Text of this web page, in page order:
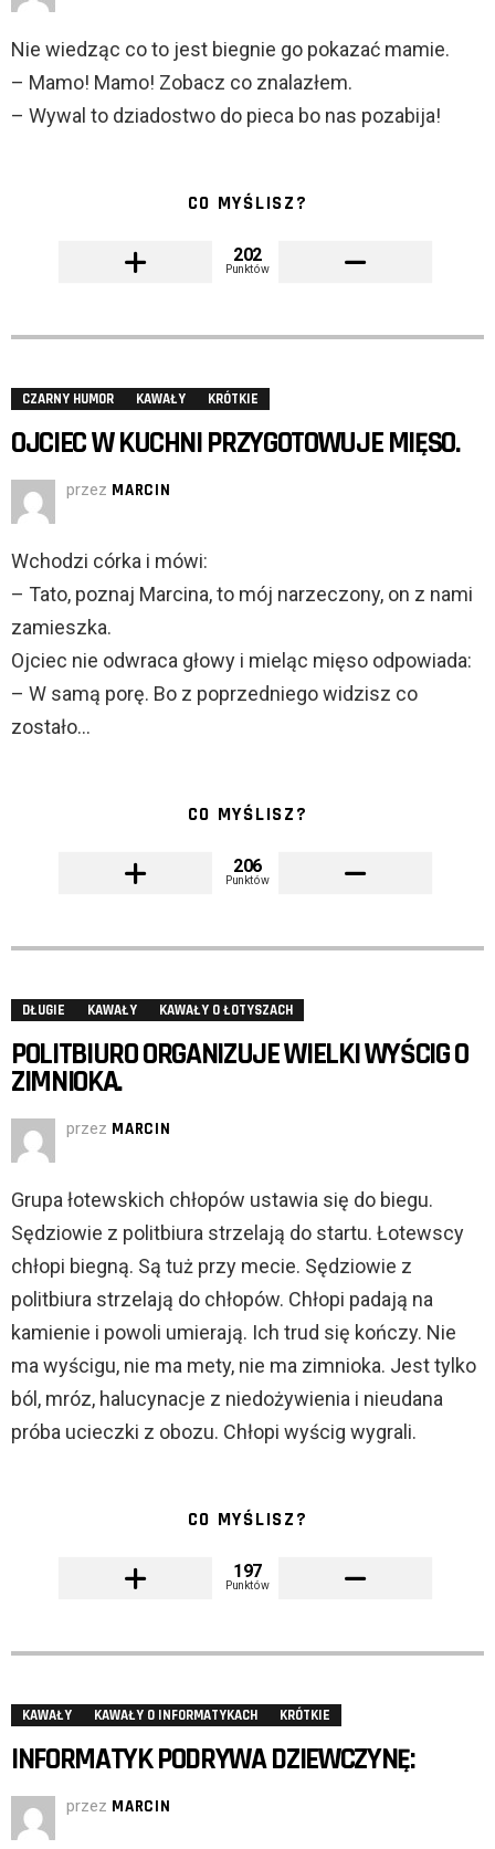
Nie wiedząc co to jest biegnie go pokazać mamie.
– Mamo! Mamo! Zobacz co znalazłem.
– Wywal to dziadostwo do pieca bo nas pozabija!
CO MYŚLISZ?
202
Punktów
CZARNY HUMOR KAWAŁY KRÓTKIE
OJCIEC W KUCHNI PRZYGOTOWUJE MIĘSO.
przez MARCIN
Wchodzi córka i mówi:
– Tato, poznaj Marcina, to mój narzeczony, on z nami
zamieszka.
Ojciec nie odwraca głowy i mieląc mięso odpowiada:
– W samą porę. Bo z poprzedniego widzisz co
zostało…
CO MYŚLISZ?
206
Punktów
DŁUGIE KAWAŁY KAWAŁY O ŁOTYSZACH
POLITBIURO ORGANIZUJE WIELKI WYŚCIG O
ZIMNIOKA.
przez MARCIN
Grupa łotewskich chłopów ustawia się do biegu.
Sędziowie z politbiura strzelają do startu. Łotewscy
chłopi biegną. Są tuż przy mecie. Sędziowie z
politbiura strzelają do chłopów. Chłopi padają na
kamienie i powoli umierają. Ich trud się kończy. Nie
ma wyścigu, nie ma mety, nie ma zimnioka. Jest tylko
ból, mróz, halucynacje z niedożywienia i nieudana
próba ucieczki z obozu. Chłopi wyścig wygrali.
CO MYŚLISZ?
197
Punktów
KAWAŁY KAWAŁY O INFORMATYKACH KRÓTKIE
INFORMATYK PODRYWA DZIEWCZYNĘ:
przez MARCIN